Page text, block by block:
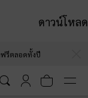
รีตลอดทั้งปี
ดาวน์โหลด